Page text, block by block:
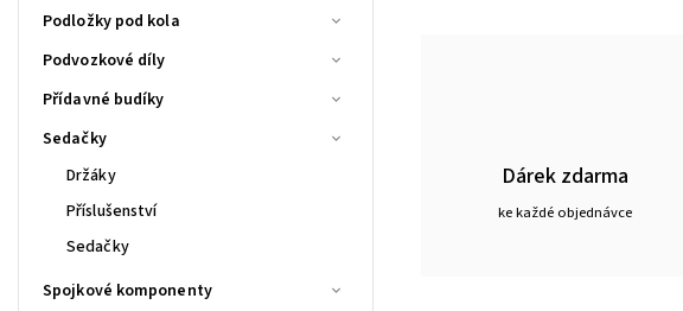
Podložky pod kola
Podvozkové díly
Přídavné budíky
Sedačky
Držáky
Příslušenství
Sedačky
Spojkové komponenty
Dárek zdarma
ke každé objednávce